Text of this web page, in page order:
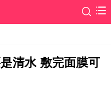
清水 敷完面膜可